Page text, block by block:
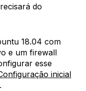
do
18.04 com
e um firewall
esse
inicial
.